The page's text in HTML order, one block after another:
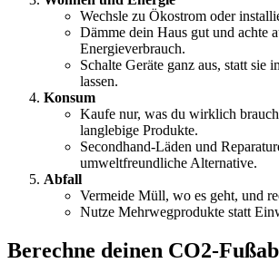
Wechsle zu Ökostrom oder
Dämme dein Haus gut und achte
Energieverbrauch.
Schalte Geräte ganz aus, statt sie
lassen.
Konsum
Kaufe nur, was du wirklich
langlebige Produkte.
Secondhand-Läden und
umweltfreundliche Alternative.
Abfall
Vermeide Müll, wo es geht, und
Nutze Mehrwegprodukte statt
Berechne deinen CO2-